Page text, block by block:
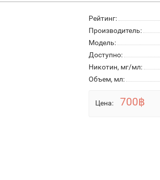
Рейтинг:
Производитель:
Модель:
Доступно:
Никотин, мг/мл:
Объем, мл:
Цена: 700฿